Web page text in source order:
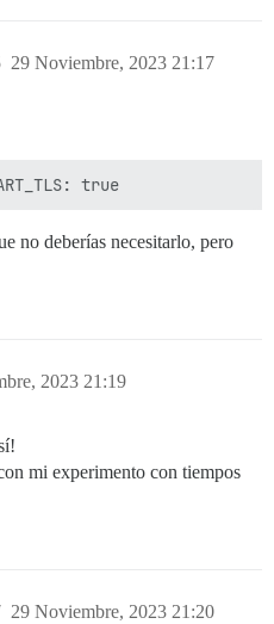
29 Noviembre, 2023 21:17
no deberías necesitarlo, pero
2023 21:19
mi experimento con tiempos
29 Noviembre, 2023 21:20